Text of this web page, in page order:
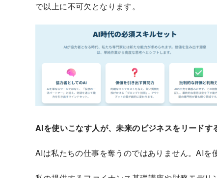
で以上に不可欠となります。
AIを使いこなす人が、未来のビジネスをリードす
AIは私たちの仕事を奪うのではありません。AIを